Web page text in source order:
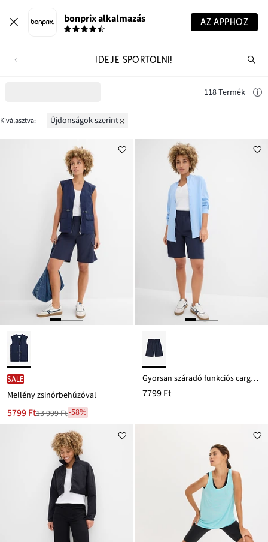
bonprix alkalmazás AZ APPHOZ
IDEJE SPORTOLNI!
118 Termék
Kiválasztva: újdonságok szerint
SALE
Mellény zsinórbehúzóval
Új
5799 Ft
Leárazva13 999 Ft-58%
Gyorsan száradó funkciós cargo bermuda
7799 Ft